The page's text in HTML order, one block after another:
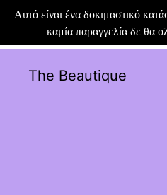
Αυτό είναι ένα δοκιμαστικό
καμία παραγγελία δε θα
The Beautique